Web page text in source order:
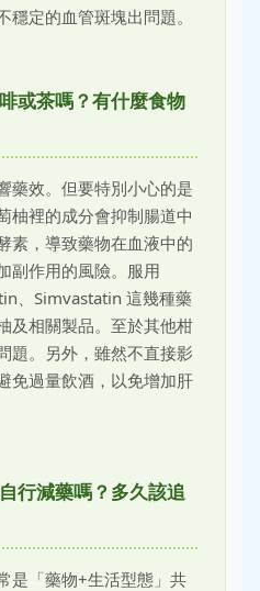
定的血管斑塊出問題。
或茶嗎？有什麼食物
藥效。但要特別小心的是
柚裡的成分會抑制腸道中
素，導致藥物在血液中的
副作用的風險。服用
、Simvastatin 這幾種藥
及相關製品。至於其他柑
題。另外，雖然不直接影
免過量飲酒，以免增加肝
行減藥嗎？多久該追
是「藥物+生活型態」共